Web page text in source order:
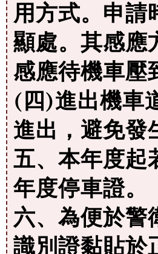
用方式。申請
顯處。其感應
感應待機車壓
(四)進出機車
進出，避免發
五、本年度起
年度停車證。
六、為便於警
識別證黏貼於